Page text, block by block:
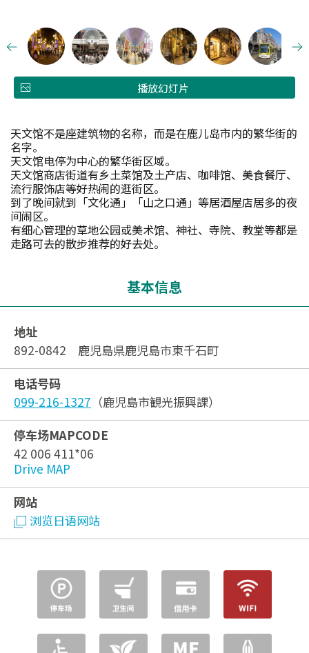
播放幻灯片
天文馆不是座建筑物的名称，而是在鹿儿岛市内的繁华街的
名字。
天文馆电停为中心的繁华街区域。
天文馆商店街道有乡土菜馆及土产店、咖啡馆、美食餐厅、
流行服饰店等好热闹的逛街区。
到了晚间就到「文化通」「山之口通」等居酒屋店居多的夜
间闹区。
有细心管理的草地公园或美术馆、神社、寺院、教堂等都是
走路可去的散步推荐的好去处。
基本信息
地址
892-0842 鹿児島県鹿児島市東千石町
电话号码
099-216-1327 （鹿児島市観光振興課）
停车场MAPCODE
42 006 411*06
Drive MAP
网站
浏览日语网站